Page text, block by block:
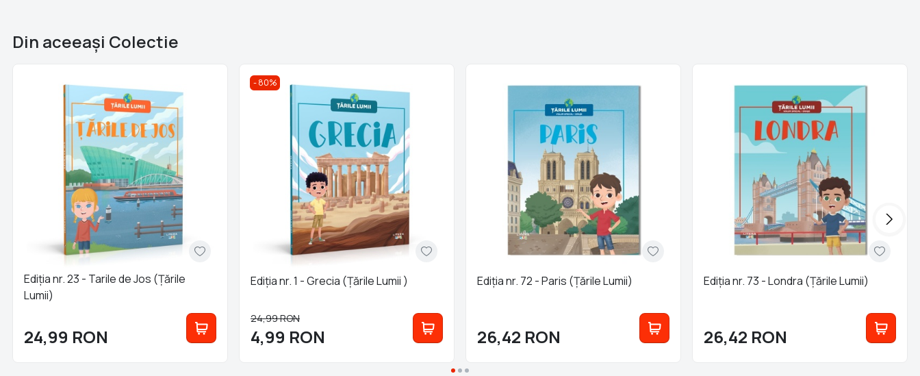
Din aceeaşi Colectie
Ediția nr. 23 - Tarile de Jos (Țările
Lumii)
24,99 RON
80%
Ediția nr. 1 - Grecia (Țările Lumii )
4,99 RON
24,99RON
Ediția nr. 72 - Paris (Țările Lumii)
26,42 RON
Ediția nr. 73 - Londra (Țările Lumii)
26,42 RON